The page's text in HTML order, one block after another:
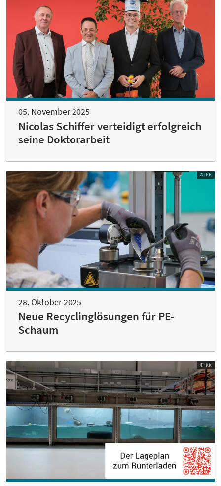
05. November 2025
Nicolas Schiffer verteidigt erfolgreich
seine Doktorarbeit
© IKK
28. Oktober 2025
Neue Recyclinglösungen für PE-
Schaum
© IKK